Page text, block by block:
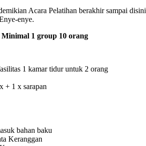
Acara Pelatihan berakhir sampai
enye.
1 group 10 orang
1 kamar tidur untuk 2 orang
+ 1 x sarapan
bahan baku
Keranggan